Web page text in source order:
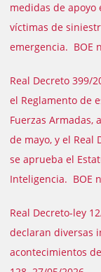
medidas de apoyo
víctimas de
emergencia. BOE
Real Decreto 399/
el Reglamento de
Fuerzas Armadas,
de mayo, y el Real
se aprueba el
Inteligencia. BOE
Real Decreto-ley
declaran diversas
acontecimientos